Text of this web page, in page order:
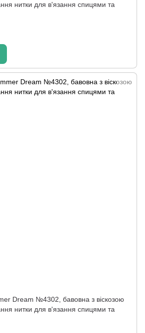
нитки для в'язання спицями та
Dream №4302, бавовна з віскозою
нитки для в'язання спицями та